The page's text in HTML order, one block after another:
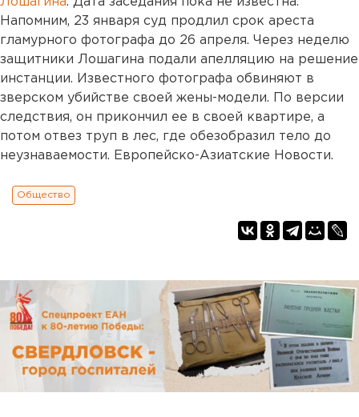
Напомним, 23 января суд продлил срок ареста
гламурного фотографа до 26 апреля. Через неделю
защитники Лошагина подали апелляцию на решение
инстанции. Известного фотографа обвиняют в
зверском убийстве своей жены-модели. По версии
следствия, он прикончил ее в своей квартире, а
потом отвез труп в лес, где обезобразил тело до
неузнаваемости. Европейско-Азиатские Новости.
Общество